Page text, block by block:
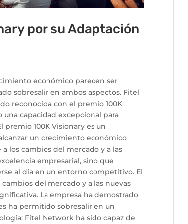
por su Adaptación
económico parecen ser
sobresalir en ambos aspectos. Fitel
reconocida con el premio 100K
una capacidad excepcional para
premio 100K Visionary es un
un crecimiento económico
los cambios del mercado y a las
empresarial, sino que
al día en un entorno competitivo. El
del mercado y a las nuevas
La empresa ha demostrado
ha permitido sobresalir en un
Fitel Network ha sido capaz de